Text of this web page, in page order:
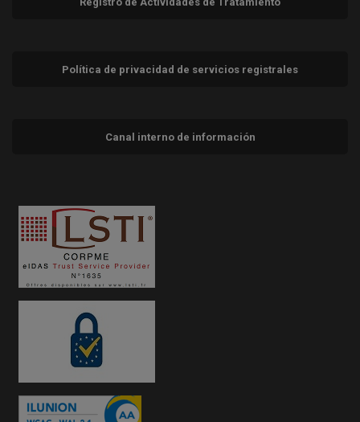
Política de privacidad de servicios registrales
Canal interno de información